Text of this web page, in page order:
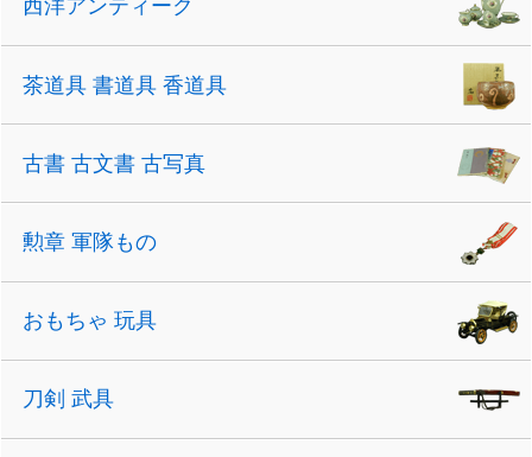
西洋アンティーク
茶道具 書道具 香道具
古書 古文書 古写真
勲章 軍隊もの
おもちゃ 玩具
刀剣 武具